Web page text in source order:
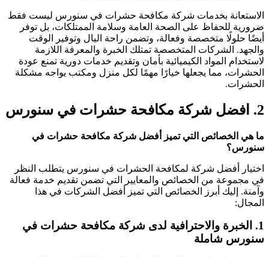
الاستعانة بخدمات شركة مكافحة حشرات في سنورس ليست فقط
ضرورية للحفاظ على الصحة العامة وسلامة الممتلكات، بل توفر
أيضًا حلولًا متخصصة وفعالة، وتضمن راحة البال وتوفير الوقت
والجهد. الشركات المتخصصة تمتلك الخبرة والمعرفة اللازمة
لاستخدام المواد الكيميائية بأمان وتقديم خدمات دورية تمنع عودة
الحشرات، مما يجعلها خيارًا مهمًا لكل منزل ومكتب يواجه مشكلة
الحشرات.
2. افضل شركة مكافحة حشرات في سنورس
ما هي الخصائص التي تميز أفضل شركة مكافحة حشرات في
سنورس؟
اختيار أفضل شركة لمكافحة الحشرات في سنورس يتطلب النظر
في مجموعة من الخصائص والمعايير التي تضمن تقديم خدمة فعالة
وآمنة. إليك أبرز الخصائص التي تميز أفضل الشركات في هذا
المجال:
1. الخبرة والاحترافية لدى شركة مكافحة حشرات في
سنورس شاملة